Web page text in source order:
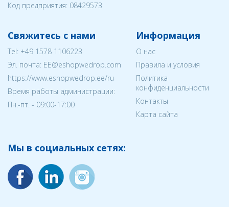
Код предприятия: 08429573
Свяжитесь с нами
Tel: +49 1578 1106223
Эл. почта: EE@eshopwedrop.com
https://www.eshopwedrop.ee/ru
Время работы администрации:
Пн.-пт. - 09:00-17:00
Информация
О нас
Правила и условия
Политика
конфиденциальности
Контакты
Карта сайта
Мы в социальных сетях: